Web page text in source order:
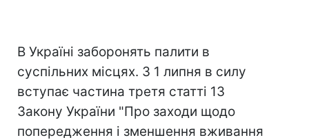
В Україні заборонять палити в
суспільних місцях. З 1 липня в силу
вступає частина третя статті 13
Закону України "Про заходи щодо
попередження і зменшення вживання